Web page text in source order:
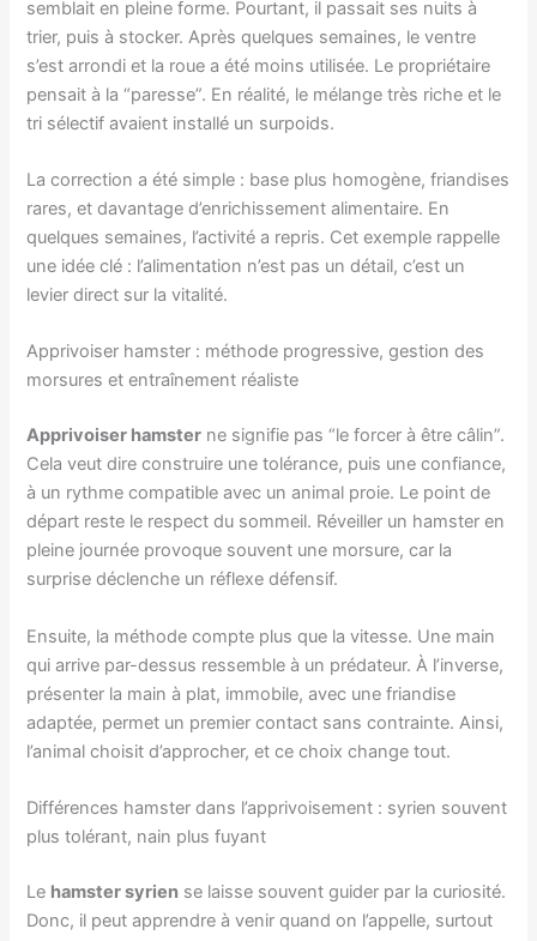
semblait en pleine forme. Pourtant, il passait ses nuits à
trier, puis à stocker. Après quelques semaines, le ventre
s’est arrondi et la roue a été moins utilisée. Le propriétaire
pensait à la “paresse”. En réalité, le mélange très riche et le
tri sélectif avaient installé un surpoids.
La correction a été simple : base plus homogène, friandises
rares, et davantage d’enrichissement alimentaire. En
quelques semaines, l’activité a repris. Cet exemple rappelle
une idée clé : l’alimentation n’est pas un détail, c’est un
levier direct sur la vitalité.
Apprivoiser hamster : méthode progressive, gestion des
morsures et entraînement réaliste
Apprivoiser hamster ne signifie pas “le forcer à être câlin”.
Cela veut dire construire une tolérance, puis une confiance,
à un rythme compatible avec un animal proie. Le point de
départ reste le respect du sommeil. Réveiller un hamster en
pleine journée provoque souvent une morsure, car la
surprise déclenche un réflexe défensif.
Ensuite, la méthode compte plus que la vitesse. Une main
qui arrive par-dessus ressemble à un prédateur. À l’inverse,
présenter la main à plat, immobile, avec une friandise
adaptée, permet un premier contact sans contrainte. Ainsi,
l’animal choisit d’approcher, et ce choix change tout.
Différences hamster dans l’apprivoisement : syrien souvent
plus tolérant, nain plus fuyant
Le hamster syrien se laisse souvent guider par la curiosité.
Donc, il peut apprendre à venir quand on l’appelle, surtout